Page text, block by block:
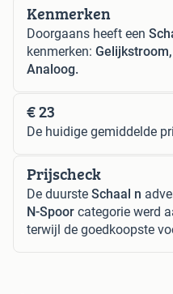
Kenmerken
Doorgaans heeft een
kenmerken:
Analoog.
€ 23
De huidige gemiddelde
Prijscheck
De duurste Schaal n
N-Spoor categorie werd
terwijl de goedkoopste